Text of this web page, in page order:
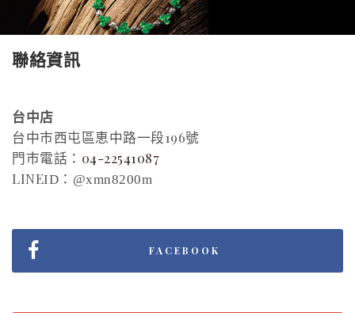
聯絡資訊
台中店
台中市西屯區恵中路一段196號
門市電話： 04-22541087
LINEID： @xmn8200m
FACEBOOK